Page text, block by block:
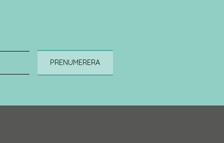
PRENUMERERA